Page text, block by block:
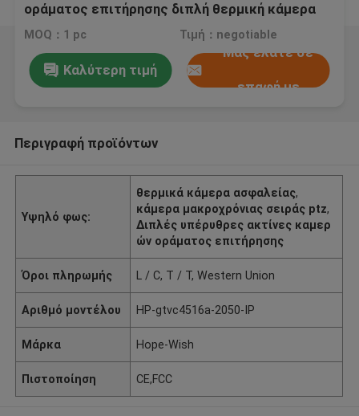
οράματος επιτήρησης διπλή θερμική κάμερα
καμερών
MOQ：1 pc Τιμή：negotiable
Καλύτερη τιμή
Μας ελάτε σε
επαφή με
Περιγραφή προϊόντων
Υψηλό φως:
θερμικά κάμερα ασφαλείας,
κάμερα μακροχρόνιας σειράς ptz,
Διπλές υπέρυθρες ακτίνες καμερ
ών οράματος επιτήρησης
Όροι πληρωμής L / C, T / T, Western Union
Αριθμό μοντέλου HP-gtvc4516a-2050-IP
Μάρκα Hope-Wish
Πιστοποίηση CE,FCC